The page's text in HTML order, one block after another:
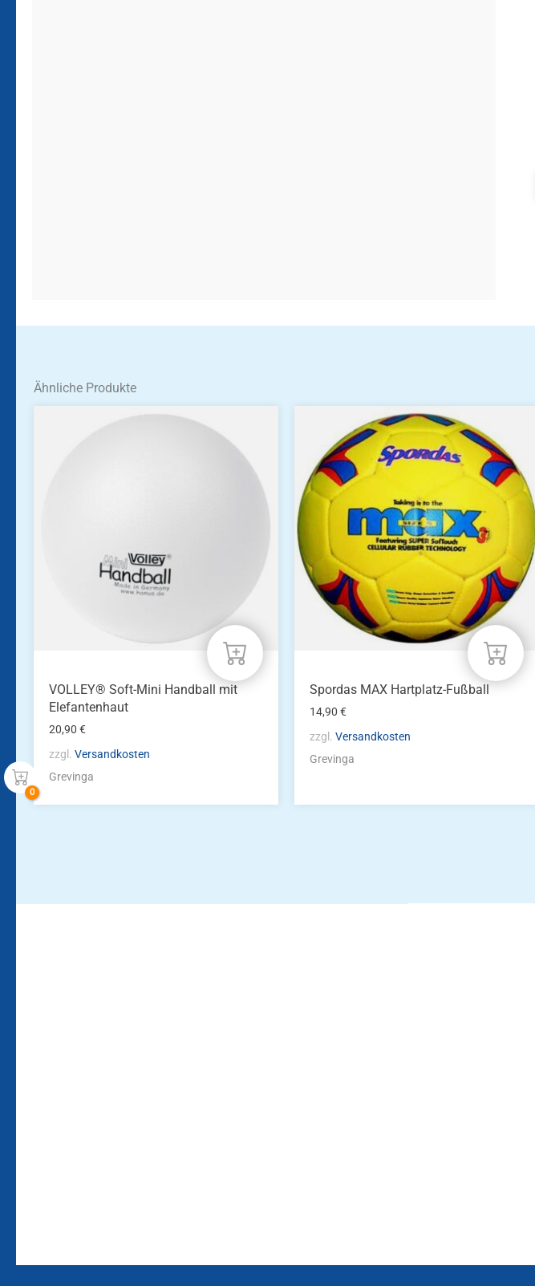
Ähnliche Produkte
VOLLEY® Soft-Mini Handball mit
Elefantenhaut
20,90€
zzgl.Versandkosten
Grevinga
Spordas MAX Hartplatz-Fußball
14,90€
zzgl.Versandkosten
Grevinga